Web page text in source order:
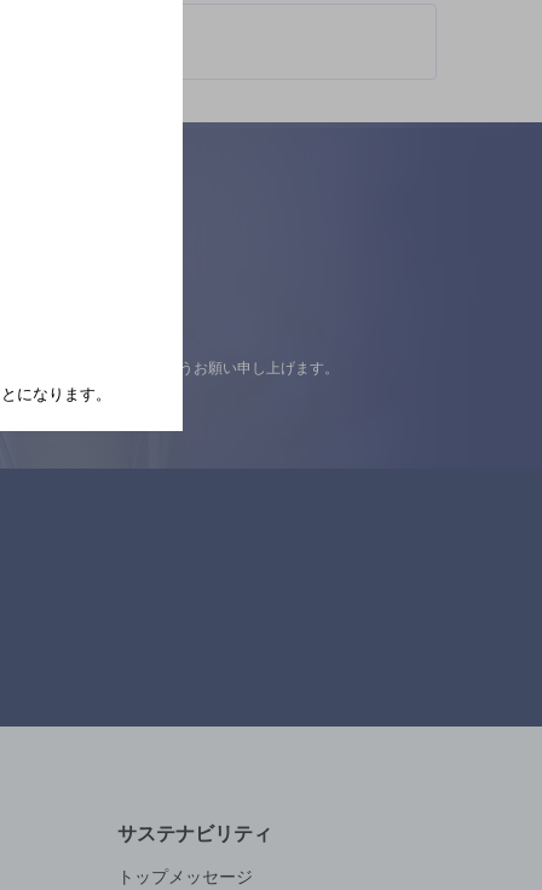
の上ご来店くださいますようお願い申し上げます。
サステナビリティ
トップメッセージ
になります。